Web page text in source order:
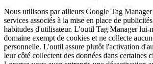
Nous utilisons par ailleurs Google Tag
services associés à la mise en place de
habitudes d'utilisateur. L'outil Tag Manager lui-
domaine exempt de cookies et ne collecte
personnelle. L'outil assure plutôt l'activation
leur côté collectent des données dans certaines